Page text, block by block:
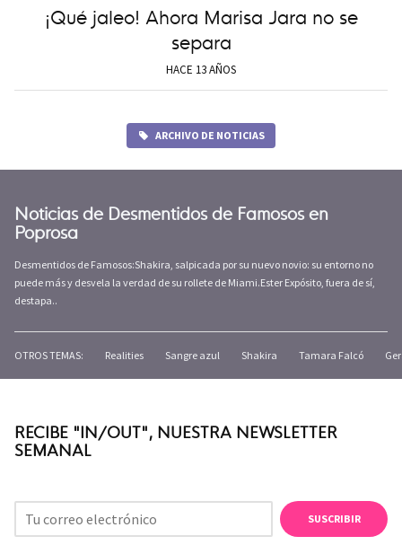
¡Qué jaleo! Ahora Marisa Jara no se
separa
HACE 13 AÑOS
ARCHIVO DE NOTICIAS
Noticias de Desmentidos de Famosos en
Poprosa
Desmentidos de Famosos:Shakira, salpicada por su nuevo novio: su entorno no
puede más y desvela la verdad de su rollete de Miami.Ester Expósito, fuera de sí,
destapa..
OTROS TEMAS: Realities Sangre azul Shakira Tamara Falcó
RECIBE "IN/OUT", NUESTRA NEWSLETTER
SEMANAL
SUSCRIBIR